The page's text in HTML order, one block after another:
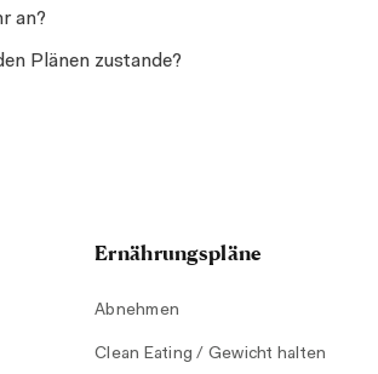
an?
Plänen zustande?
Ernährungspläne
Abnehmen
Clean Eating / Gewicht halten